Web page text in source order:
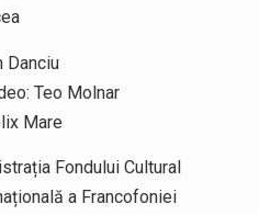
Danciu
Teo Molnar
Mare
Fondului Cultural
a Francofoniei